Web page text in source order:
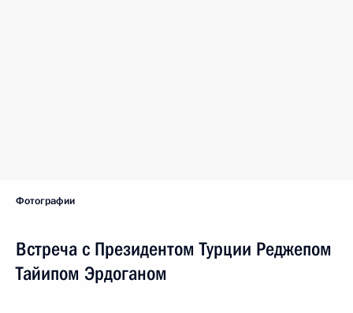
Фотографии
Встреча с Президентом Турции Реджепом
Тайипом Эрдоганом